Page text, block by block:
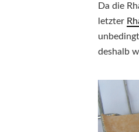
Da die
letzter
deshalb